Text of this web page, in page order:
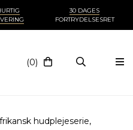
30 DAGES
FORTRYDELSESRET
(0)
hudplejeserie,